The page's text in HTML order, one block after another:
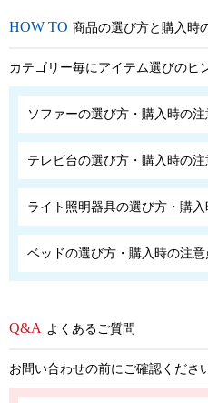
商品の選び方と購入時
カテゴリー毎にアイテム選びのヒ
ソファーの選び方・購入時の注
テレビ台の選び方・購入時の注
ライト照明器具の選び方・購
ベッドの選び方・購入時の注意
よくあるご質問
お問い合わせの前にご確認くださ